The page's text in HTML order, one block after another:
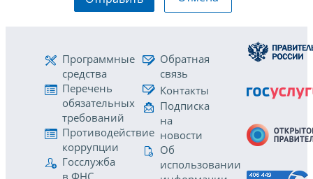
Программные
средства
Перечень
обязательных
требований
Противодействие
коррупции
Госслужба
Обратная
связь
Контакты
Подписка
на
новости
Об
использовании